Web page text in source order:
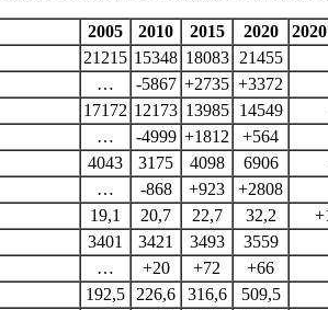
2005 2010 2015 2020
21215 15348 18083 21455
… -5867 +2735 +3372
17172 12173 13985 14549
… -4999 +1812 +564
4043 3175 4098 6906
… -868 +923 +2808
19,1 20,7 22,7 32,2
3401 3421 3493 3559
… +20 +72 +66
192,5 226,6 316,6 509,5